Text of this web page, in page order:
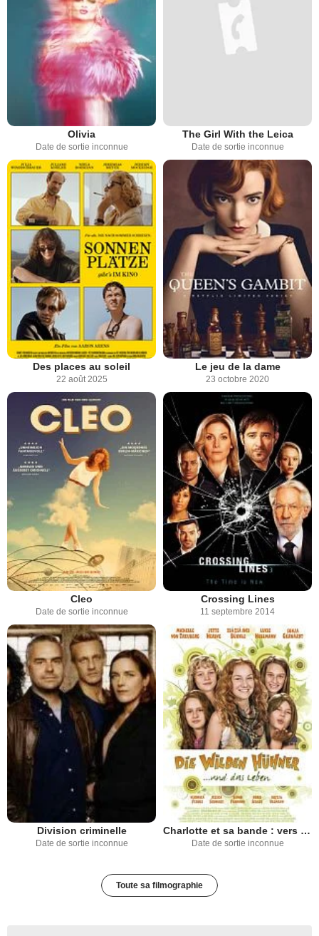
Olivia
Date de sortie inconnue
The Girl With the Leica
Date de sortie inconnue
Des places au soleil
22 août 2025
Le jeu de la dame
23 octobre 2020
Cleo
Date de sortie inconnue
Crossing Lines
11 septembre 2014
Division criminelle
Date de sortie inconnue
Charlotte et sa bande : vers l'âge adulte
Date de sortie inconnue
Toute sa filmographie